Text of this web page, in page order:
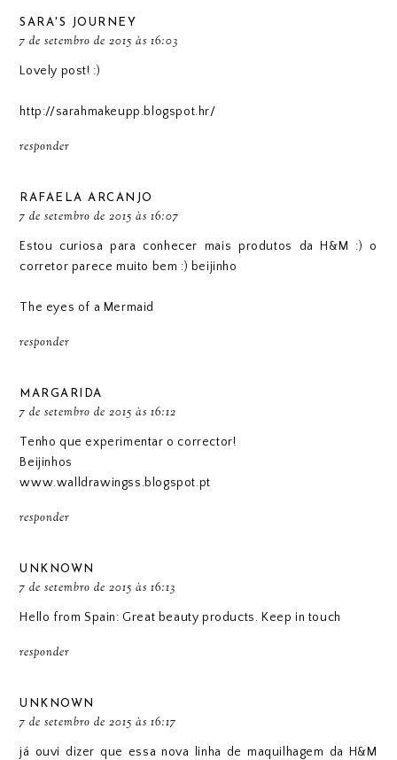
SARA'S JOURNEY
7 de setembro de 2015 às 16:03
Lovely post! :)
http://sarahmakeupp.blogspot.hr/
responder
RAFAELA ARCANJO
7 de setembro de 2015 às 16:07
Estou curiosa para conhecer mais produtos da H&M :) o
corretor parece muito bem :) beijinho
The eyes of a Mermaid
responder
MARGARIDA
7 de setembro de 2015 às 16:12
Tenho que experimentar o corrector!
Beijinhos
www.walldrawingss.blogspot.pt
responder
UNKNOWN
7 de setembro de 2015 às 16:13
Hello from Spain: Great beauty products. Keep in touch
responder
UNKNOWN
7 de setembro de 2015 às 16:17
já ouvi dizer que essa nova linha de maquilhagem da H&M